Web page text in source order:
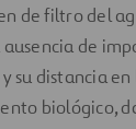
de filtro del
de
su distancia
biológico,